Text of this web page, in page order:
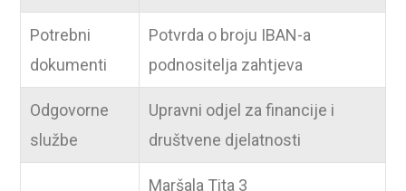
Potrebni
dokumenti
Potvrda o broju IBAN-a
podnositelja zahtjeva
Odgovorne
službe
Upravni odjel za financije i
društvene djelatnosti
Maršala Tita 3